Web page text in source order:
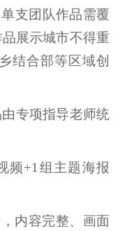
支团队作品需覆
展示城市不得重
结合部等区域创
专项指导老师统
频+1组主题海报
内容完整、画面